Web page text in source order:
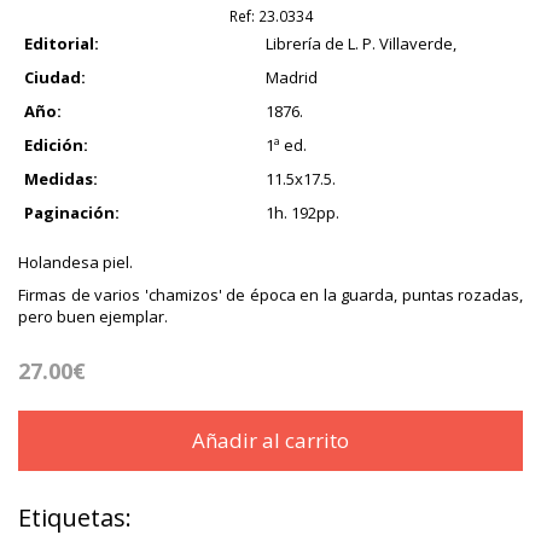
Ref: 23.0334
Editorial:
Librería de L. P. Villaverde,
Ciudad:
Madrid
Año:
1876.
Edición:
1ª ed.
Medidas:
11.5x17.5.
Paginación:
1h. 192pp.
Holandesa piel.
Firmas de varios 'chamizos' de época en la guarda, puntas rozadas,
pero buen ejemplar.
27.00€
Añadir al carrito
Etiquetas: